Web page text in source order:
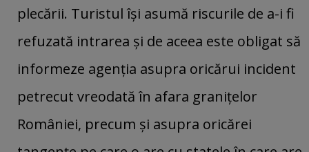
plecării. Turistul îşi asumă riscurile de a-i fi
refuzată intrarea şi de aceea este obligat să
informeze agenţia asupra oricărui incident
petrecut vreodată în afara graniţelor
României, precum şi asupra oricărei